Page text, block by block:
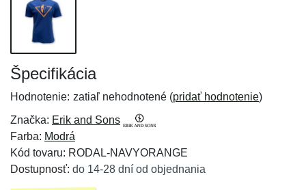
Špecifikácia
Hodnotenie: zatiaľ nehodnotené (pridať hodnotenie)
Značka: Erik and Sons
Farba: Modrá
Kód tovaru: RODAL-NAVYORANGE
Dostupnosť: do 14-28 dní od objednania